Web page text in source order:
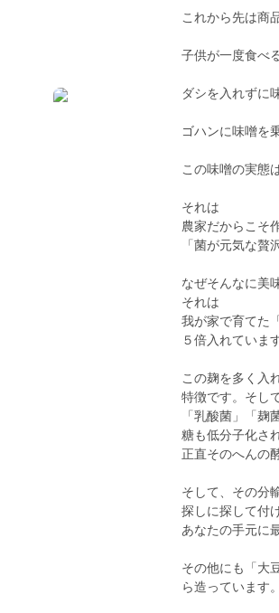
これから先は商
子供が一度食べ
ダシを入れずに
ゴハンに味噌を
この味噌の実態
それは
農家だからこそ
「菌が元気な贅
なぜそんなに美
それは
我が家で育てた
５倍入れています
この麹を多く入
特徴です。そし
「乳酸菌」「麹
糖も低分子化さ
正直そのへんの
そして、その分
探しに探して付
あなたの手元に
その他にも「大
ら造っています